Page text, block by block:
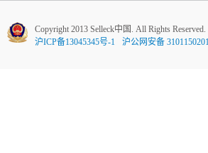
Copyright 2013 Selleck中国. All Rights Reserved.
沪ICP备13045345号-1
沪公网安备